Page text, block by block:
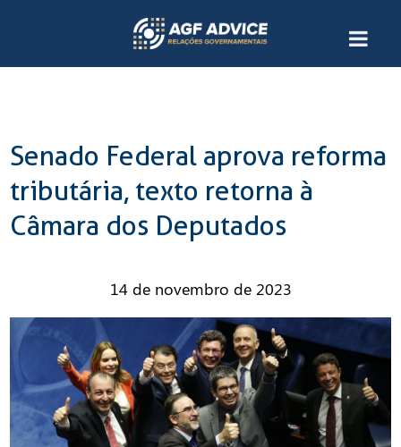
Senado Federal aprova reforma
tributária, texto retorna à
Câmara dos Deputados
14 de novembro de 2023